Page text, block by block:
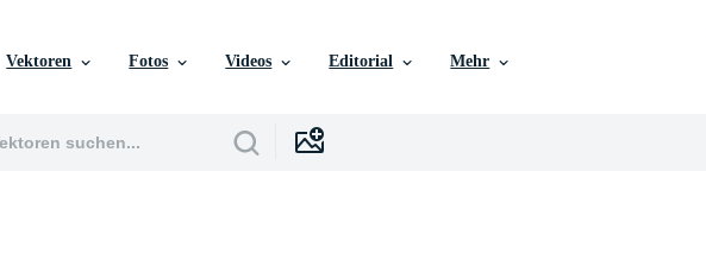
Vektoren Fotos Videos Editorial Mehr